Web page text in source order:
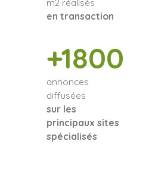
en transaction
+1800
annonces
diffusées
sur les
principaux sites
spécialisés